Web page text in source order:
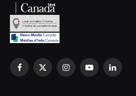
Facebook
X
InstagramYouTubeLinkedIn